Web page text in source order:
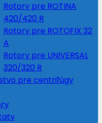
Rotory pre ROTINA
420/420 R
Rotory pre ROTOFIX 32
A
Rotory pre UNIVERSAL
320/320 R
pre centrifúgy